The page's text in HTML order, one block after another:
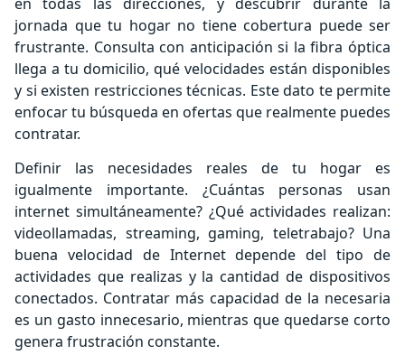
jornada que tu hogar no tiene cobertura puede ser
frustrante. Consulta con anticipación si la fibra óptica
llega a tu domicilio, qué velocidades están disponibles
y si existen restricciones técnicas. Este dato te permite
enfocar tu búsqueda en ofertas que realmente puedes
contratar.
Definir las necesidades reales de tu hogar es
igualmente importante. ¿Cuántas personas usan
internet simultáneamente? ¿Qué actividades realizan:
videollamadas, streaming, gaming, teletrabajo? Una
buena velocidad de Internet depende del tipo de
actividades que realizas y la cantidad de dispositivos
conectados. Contratar más capacidad de la necesaria
es un gasto innecesario, mientras que quedarse corto
genera frustración constante.